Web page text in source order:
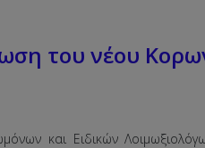
του νέου
και Ειδικών